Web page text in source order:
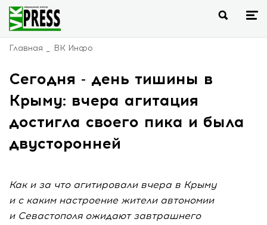
Главная ВК Инфо
Сегодня - день тишины в
Крыму: вчера агитация
достигла своего пика и была
двусторонней
Как и за что агитировали вчера в Крыму
и с каким настроение жители автономии
и Севастополя ожидают завтрашнего